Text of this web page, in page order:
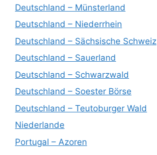
Deutschland – Münsterland
Deutschland – Niederrhein
Deutschland – Sächsische Schweiz
Deutschland – Sauerland
Deutschland – Schwarzwald
Deutschland – Soester Börse
Deutschland – Teutoburger Wald
Niederlande
Portugal – Azoren